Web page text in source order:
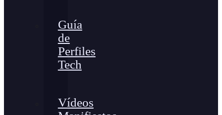
Guía
de
Perfiles
Tech
Vídeos